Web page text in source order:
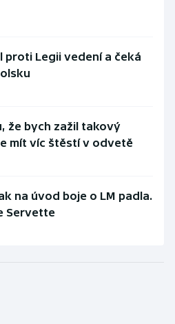
Legii vedení a čeká
že bych zažil takový
mít víc štěstí v odvetě
na úvod boje o LM padla.
Servette